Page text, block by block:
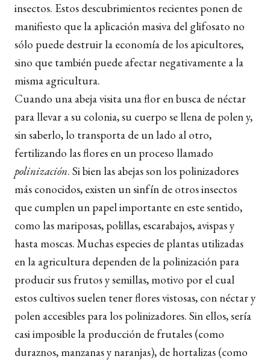
insectos. Estos descubrimientos recientes ponen de
manifiesto que la aplicación masiva del glifosato no
sólo puede destruir la economía de los apicultores,
sino que también puede afectar negativamente a la
misma agricultura.
Cuando una abeja visita una flor en busca de néctar
para llevar a su colonia, su cuerpo se llena de polen y,
sin saberlo, lo transporta de un lado al otro,
fertilizando las flores en un proceso llamado
polinización. Si bien las abejas son los polinizadores
más conocidos, existen un sinfín de otros insectos
que cumplen un papel importante en este sentido,
como las mariposas, polillas, escarabajos, avispas y
hasta moscas. Muchas especies de plantas utilizadas
en la agricultura dependen de la polinización para
producir sus frutos y semillas, motivo por el cual
estos cultivos suelen tener flores vistosas, con néctar y
polen accesibles para los polinizadores. Sin ellos, sería
casi imposible la producción de frutales (como
duraznos, manzanas y naranjas), de hortalizas (como